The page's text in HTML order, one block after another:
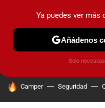
PRUEBAS COCHES
HOY SE HABLA DE
Camper Seguridad
Ya puedes ver más
Añádenos
Solo